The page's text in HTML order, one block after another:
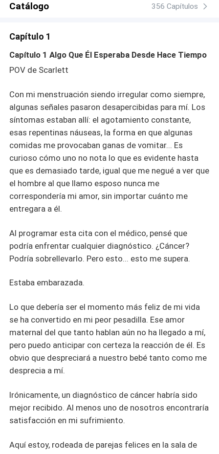
Catálogo 356 Capítulos
Capítulo 1
Capítulo 1 Algo Que Él Esperaba Desde Hace Tiempo
POV de Scarlett
Con mi menstruación siendo irregular como siempre,
algunas señales pasaron desapercibidas para mí. Los
síntomas estaban allí: el agotamiento constante,
esas repentinas náuseas, la forma en que algunas
comidas me provocaban ganas de vomitar... Es
curioso cómo uno no nota lo que es evidente hasta
que es demasiado tarde, igual que me negué a ver que
el hombre al que llamo esposo nunca me
correspondería mi amor, sin importar cuánto me
entregara a él.
Al programar esta cita con el médico, pensé que
podría enfrentar cualquier diagnóstico. ¿Cáncer?
Podría sobrellevarlo. Pero esto... esto me supera.
Estaba embarazada.
Lo que debería ser el momento más feliz de mi vida
se ha convertido en mi peor pesadilla. Ese amor
maternal del que tanto hablan aún no ha llegado a mí,
pero puedo anticipar con certeza la reacción de él. Es
obvio que despreciará a nuestro bebé tanto como me
desprecia a mí.
Irónicamente, un diagnóstico de cáncer habría sido
mejor recibido. Al menos uno de nosotros encontraría
satisfacción en mi sufrimiento.
Aquí estoy, rodeada de parejas felices en la sala de